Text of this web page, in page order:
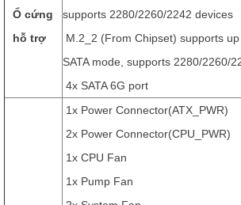
Ổ cứng
hỗ trợ
supports 2280/2260/2242 devices
M.2_2 (From Chipset) supports
SATA mode, supports 2280/2260/
4x SATA 6G port
1x Power Connector(ATX_PWR)
2x Power Connector(CPU_PWR)
1x CPU Fan
1x Pump Fan